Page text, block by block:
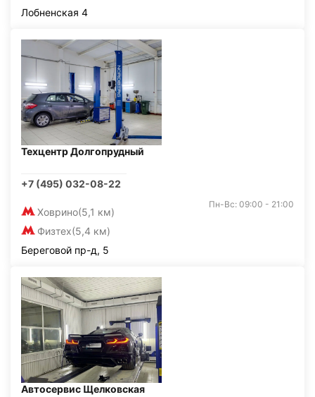
Лобненская 4
Техцентр Долгопрудный
+7 (495) 032-08-22
Ховрино(5,1 км)
Физтех(5,4 км)
Пн-Вс: 09:00 - 21:00
Береговой пр-д, 5
Автосервис Щелковская